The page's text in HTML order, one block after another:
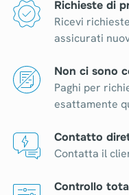
Richieste di
Ricevi
assicurati
Non ci sono
Paghi per
esattamente
Contatto
Contatta il
Controllo